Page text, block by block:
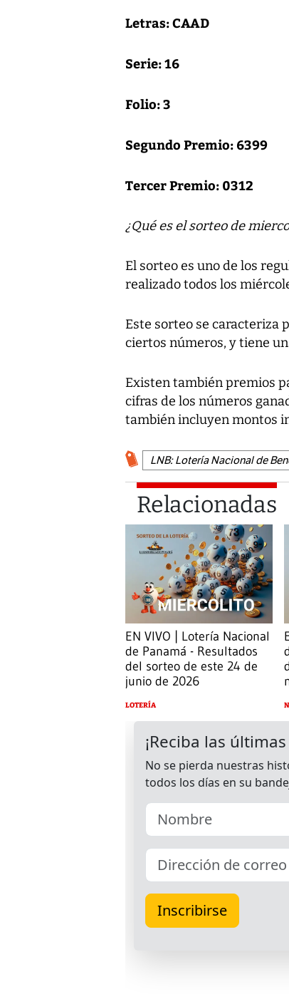
Letras: CAAD
Serie: 16
Folio: 3
Segundo Premio: 6399
Tercer Premio: 0312
¿Qué es el sorteo de
El sorteo es uno de los
realizado todos los
Este sorteo se caracteriza
ciertos números, y tiene
Existen también premios
cifras de los números
también incluyen montos
LNB: Lotería Nacional de
Relacionadas
EN VIVO | Lotería Nacional
de Panamá - Resultados
del sorteo de este 24 de
junio de 2026
LOTERÍA